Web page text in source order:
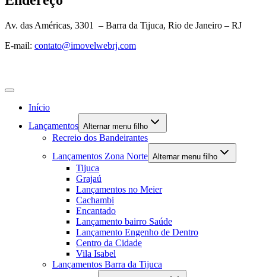
Av. das Américas, 3301 – Barra da Tijuca, Rio de Janeiro – RJ
E-mail: contato@imovelwebrj.com
Início
Lançamentos Alternar menu filho
Recreio dos Bandeirantes
Lançamentos Zona Norte Alternar menu filho
Tijuca
Grajaú
Lançamentos no Meier
Cachambi
Encantado
Lançamento bairro Saúde
Lançamento Engenho de Dentro
Centro da Cidade
Vila Isabel
Lançamentos Barra da Tijuca